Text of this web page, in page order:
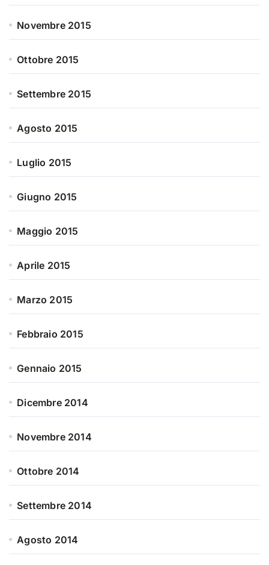
Novembre 2015
Ottobre 2015
Settembre 2015
Agosto 2015
Luglio 2015
Giugno 2015
Maggio 2015
Aprile 2015
Marzo 2015
Febbraio 2015
Gennaio 2015
Dicembre 2014
Novembre 2014
Ottobre 2014
Settembre 2014
Agosto 2014